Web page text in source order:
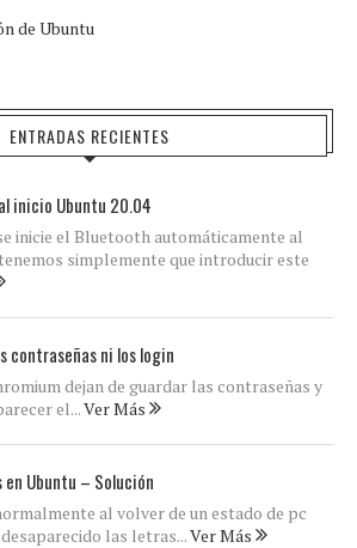
de Ubuntu
ENTRADAS RECIENTES
inicio Ubuntu 20.04
inicie el Bluetooth automáticamente al
simplemente que introducir este
contraseñas ni los login
dejan de guardar las contraseñas y
el...Ver Más
Ubuntu – Solución
al volver de un estado de pc
las letras...Ver Más